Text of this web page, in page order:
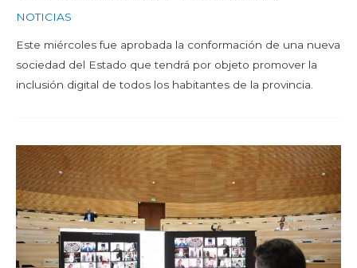
NOTICIAS
Este miércoles fue aprobada la conformación de una nueva
sociedad del Estado que tendrá por objeto promover la
inclusión digital de todos los habitantes de la provincia.